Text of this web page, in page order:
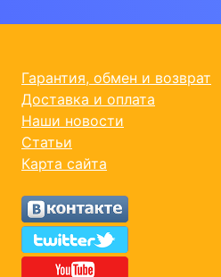
Гарантия, обмен и возврат
Доставка и оплата
Наши новости
Статьи
Карта сайта